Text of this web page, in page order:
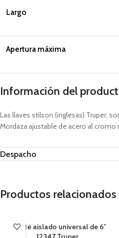
Largo
Apertura máxima
Información del
Las llaves stilson (inglesas) Truper,
Mordaza ajustable de acero al
Despacho
Productos relacionados
Alicate aislado universal de 6″